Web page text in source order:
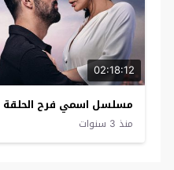
02:18:12
مسلسل اسمي فرح الحلقة 3 مترجم للعربية
منذ 3 سنوات